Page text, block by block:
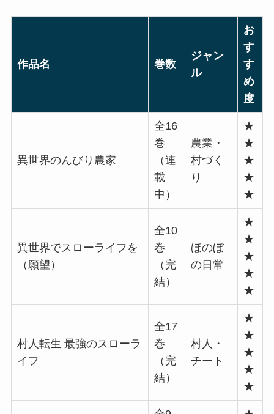
作品名 巻数
ジャン
ル
お
す
す
め
度
異世界のんびり農家
全16
巻
（連
載
中）
農業・
村づく
り
★
★
★
★
★
異世界でスローライフを
（願望）
全10
巻
（完
結）
ほのぼ
の日常
★
★
★
★
★
村人転生 最強のスローラ
イフ
全17
巻
（完
結）
村人・
チート
★
★
★
★
★